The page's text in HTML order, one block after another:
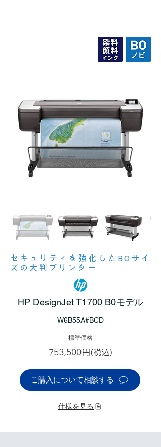
セキュリティを強化したB0サイ
ズの大判プリンター
HP DesignJet T1700 B0モデル
W6B55A#BCD
標準価格
753,500円(税込)
ご購入について相談する
仕様を見る